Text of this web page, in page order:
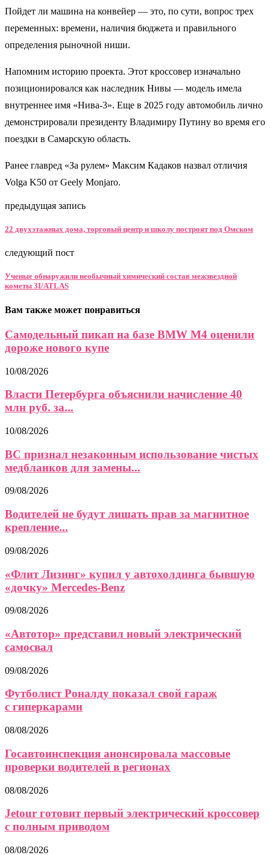
Пойдет ли машина на конвейер — это, по сути, вопрос трех
переменных: времени, наличия бюджета и правильного
определения рыночной ниши.
Напомним историю проекта. Этот кроссовер изначально
позиционировался как наследник Нивы — модель имела
внутреннее имя «Нива-3». Еще в 2025 году автомобиль лично
демонстрировали президенту Владимиру Путину во время его
поездки в Самарскую область.
Ранее главред «За рулем» Максим Кадаков назвал отличия
Volga K50 от Geely Monjaro.
предыдущая запись
22 двухэтажных дома, торговый центр и школу построят под Омском
следующий пост
Ученые обнаружили необычный химический состав межзвездной
кометы 3I/ATLAS
Вам также может понравиться
Самодельный пикап на базе BMW M4 оценили
дороже нового купе
10/08/2026
Власти Петербурга объяснили начисление 40
млн руб. за...
10/08/2026
ВС признал незаконным использование чистых
медбланков для замены...
09/08/2026
Водителей не будут лишать прав за магнитное
крепление...
09/08/2026
«Флит Лизинг» купил у автохолдинга бывшую
«дочку» Mercedes-Benz
09/08/2026
«Автотор» представил новый электрический
самосвал
09/08/2026
Футболист Роналду показал свой гараж
с гиперкарами
08/08/2026
Госавтоинспекция анонсировала массовые
проверки водителей в регионах
08/08/2026
Jetour готовит первый электрический кроссовер
с полным приводом
08/08/2026